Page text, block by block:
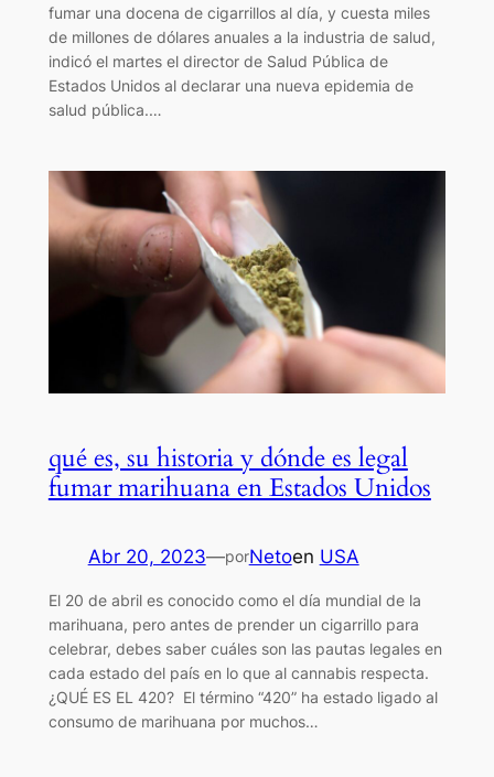
fumar una docena de cigarrillos al día, y cuesta miles
de millones de dólares anuales a la industria de salud,
indicó el martes el director de Salud Pública de
Estados Unidos al declarar una nueva epidemia de
salud pública.…
qué es, su historia y dónde es legal
fumar marihuana en Estados Unidos
Abr 20, 2023—porNetoen USA
El 20 de abril es conocido como el día mundial de la
marihuana, pero antes de prender un cigarrillo para
celebrar, debes saber cuáles son las pautas legales en
cada estado del país en lo que al cannabis respecta.
¿QUÉ ES EL 420? El término “420” ha estado ligado al
consumo de marihuana por muchos…